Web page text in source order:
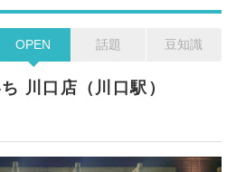
OPEN 話題 豆知識
川口店（川口駅）